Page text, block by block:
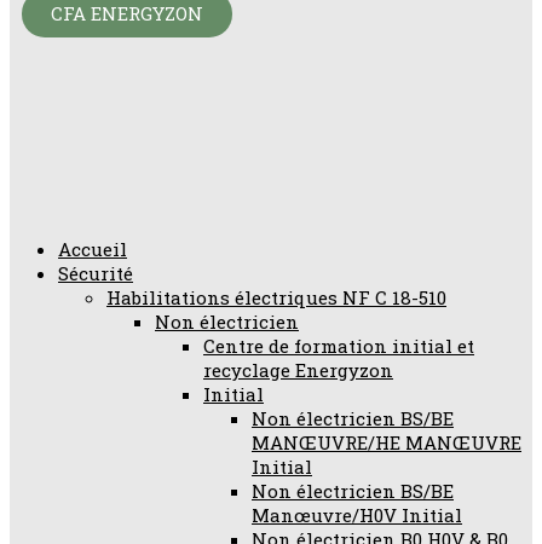
CFA ENERGYZON
Accueil
Sécurité
Habilitations électriques NF C 18-510
Non électricien
Centre de formation initial et
recyclage Energyzon
Initial
Non électricien BS/BE
MANŒUVRE/HE MANŒUVRE
Initial
Non électricien BS/BE
Manœuvre/H0V Initial